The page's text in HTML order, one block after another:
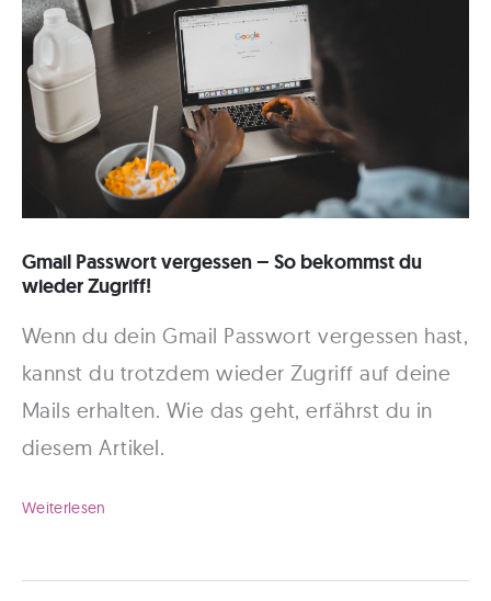
deine
umleiten!
Gmail Passwort vergessen – So bekommst du
wieder Zugriff!
Wenn du dein Gmail Passwort vergessen hast,
kannst du trotzdem wieder Zugriff auf deine
Mails erhalten. Wie das geht, erfährst du in
diesem Artikel.
Gmail
vergessen
Weiterlesen